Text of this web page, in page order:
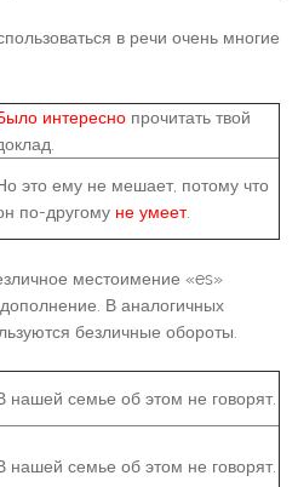
в речи очень многие
интересно прочитать твой
это ему не мешает, потому что
по-другому не умеет.
местоимение «es»
В аналогичных
безличные обороты.
нашей семье об этом не говорят.
нашей семье об этом не говорят.